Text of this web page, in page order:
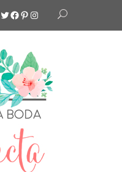
Twitter
Facebook
Pinterest
Instagram